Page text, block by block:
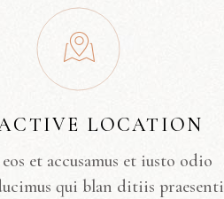
LOCATION
et accusamus et iusto odio
qui blan ditiis praesenti